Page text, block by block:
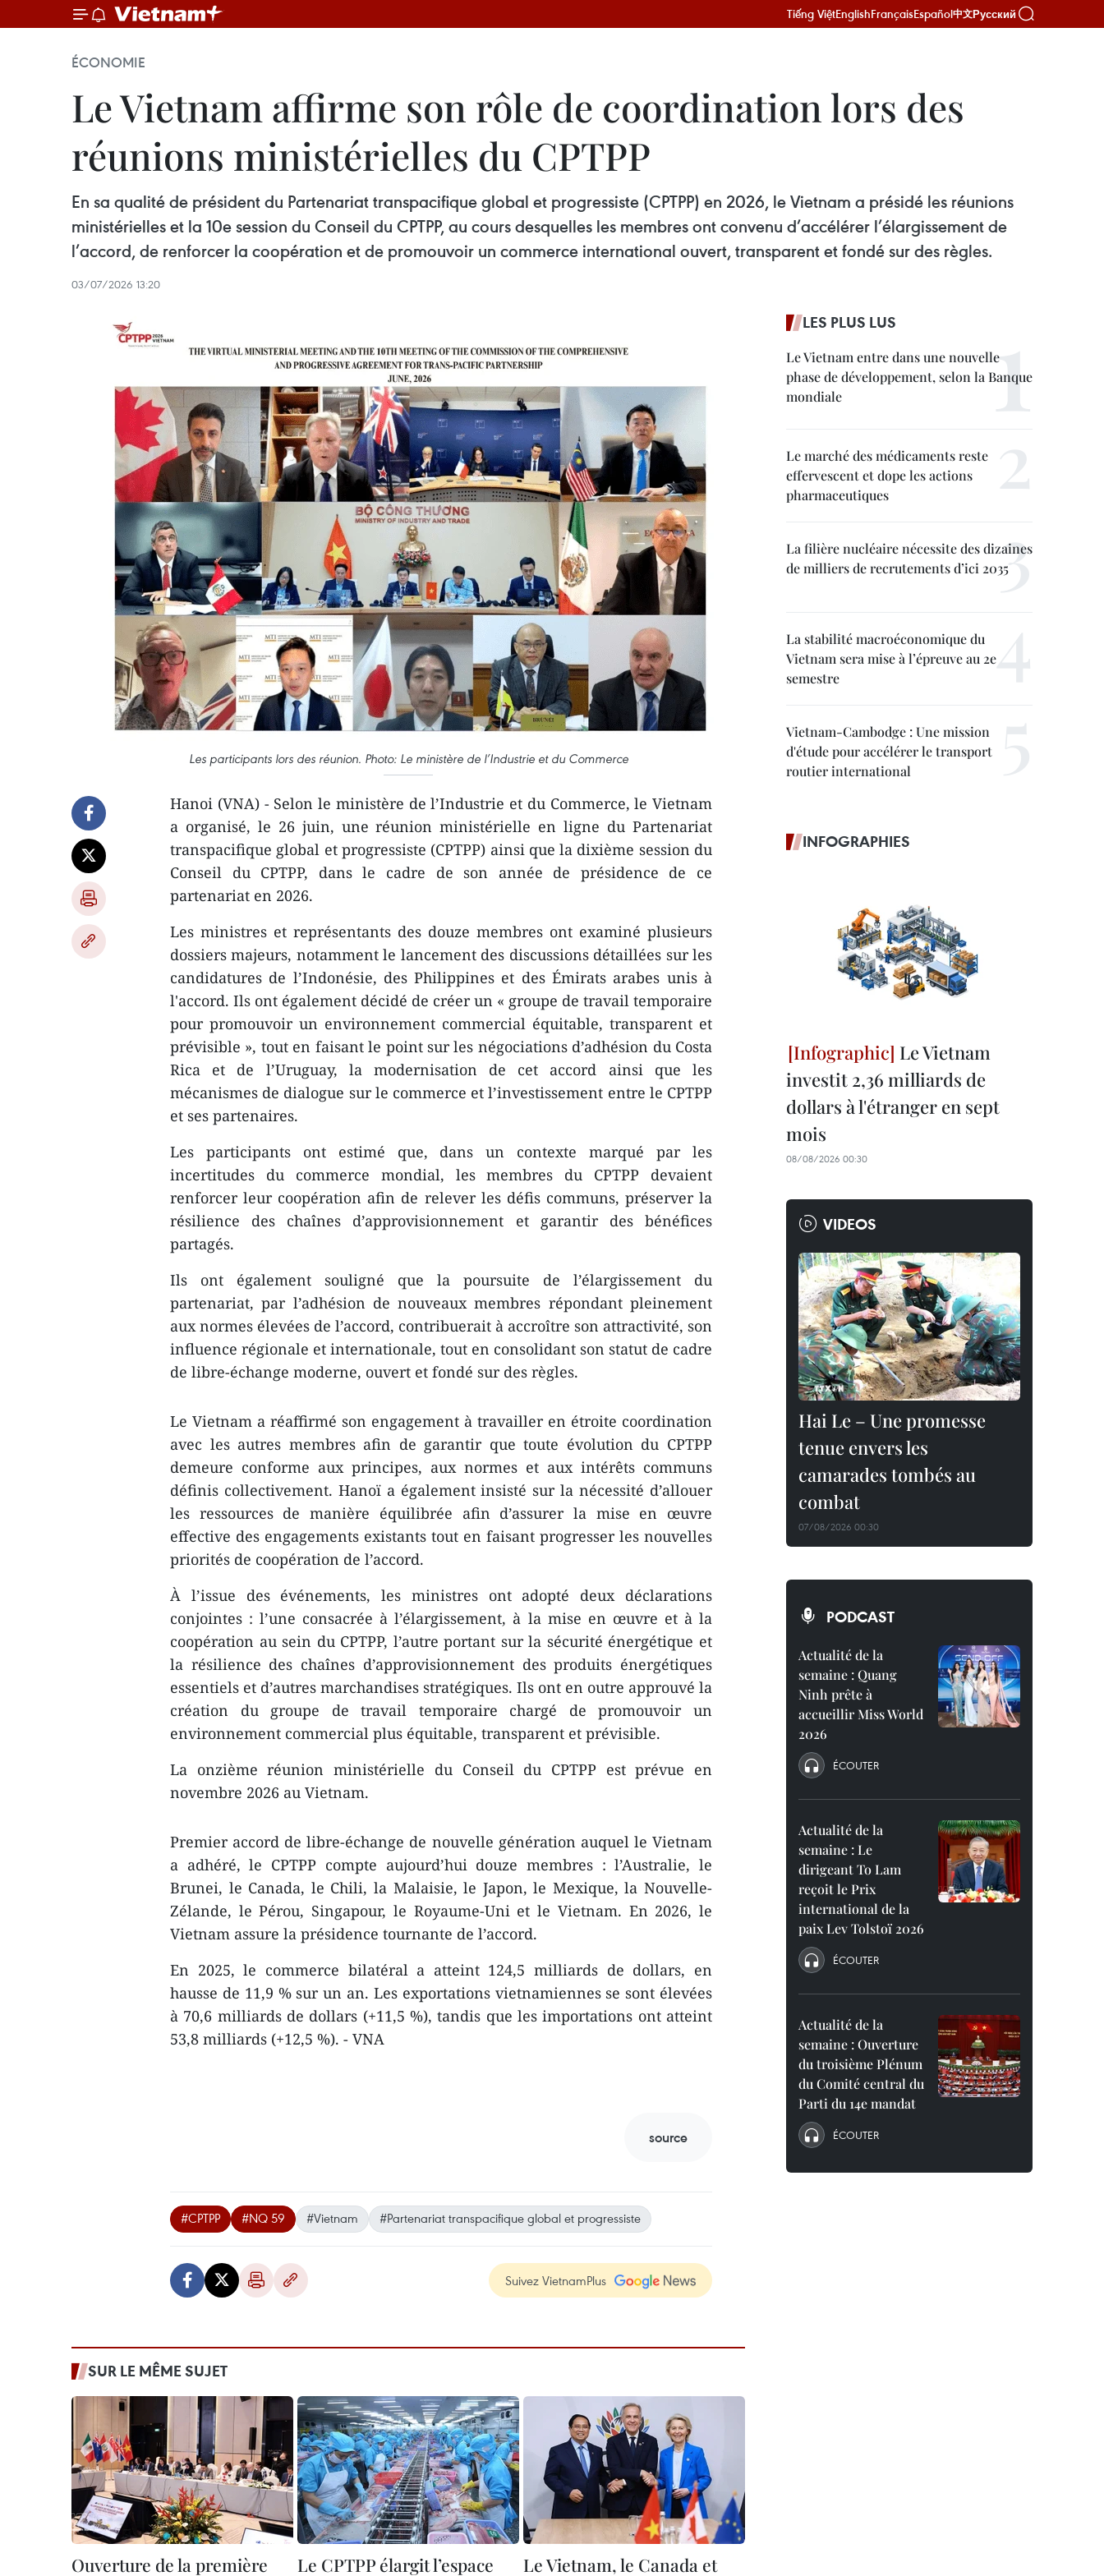
Tiếng ViệtEnglishFrançaisEspañol中文Русский
ÉCONOMIE
Le Vietnam affirme son rôle de coordination lors des
réunions ministérielles du CPTPP
En sa qualité de président du Partenariat transpacifique global et progressiste (CPTPP) en 2026, le Vietnam a présidé les réunions
ministérielles et la 10e session du Conseil du CPTPP, au cours desquelles les membres ont convenu d’accélérer l’élargissement de
l’accord, de renforcer la coopération et de promouvoir un commerce international ouvert, transparent et fondé sur des règles.
03/07/2026 13:20
Les participants lors des réunion. Photo: Le ministère de l’Industrie et du Commerce
Hanoi (VNA) - Selon le ministère de l’Industrie et du Commerce, le Vietnam
a organisé, le 26 juin, une réunion ministérielle en ligne du Partenariat
transpacifique global et progressiste (CPTPP) ainsi que la dixième session du
Conseil du CPTPP, dans le cadre de son année de présidence de ce
partenariat en 2026.
Les ministres et représentants des douze membres ont examiné plusieurs
dossiers majeurs, notamment le lancement des discussions détaillées sur les
candidatures de l’Indonésie, des Philippines et des Émirats arabes unis à
l'accord. Ils ont également décidé de créer un « groupe de travail temporaire
pour promouvoir un environnement commercial équitable, transparent et
prévisible », tout en faisant le point sur les négociations d’adhésion du Costa
Rica et de l’Uruguay, la modernisation de cet accord ainsi que les
mécanismes de dialogue sur le commerce et l’investissement entre le CPTPP
et ses partenaires.
Les participants ont estimé que, dans un contexte marqué par les
incertitudes du commerce mondial, les membres du CPTPP devaient
renforcer leur coopération afin de relever les défis communs, préserver la
résilience des chaînes d’approvisionnement et garantir des bénéfices
partagés.
Ils ont également souligné que la poursuite de l’élargissement du
partenariat, par l’adhésion de nouveaux membres répondant pleinement
aux normes élevées de l’accord, contribuerait à accroître son attractivité, son
influence régionale et internationale, tout en consolidant son statut de cadre
de libre-échange moderne, ouvert et fondé sur des règles.
Le Vietnam a réaffirmé son engagement à travailler en étroite coordination
avec les autres membres afin de garantir que toute évolution du CPTPP
demeure conforme aux principes, aux normes et aux intérêts communs
définis collectivement. Hanoï a également insisté sur la nécessité d’allouer
les ressources de manière équilibrée afin d’assurer la mise en œuvre
effective des engagements existants tout en faisant progresser les nouvelles
priorités de coopération de l’accord.
À l’issue des événements, les ministres ont adopté deux déclarations
conjointes : l’une consacrée à l’élargissement, à la mise en œuvre et à la
coopération au sein du CPTPP, l’autre portant sur la sécurité énergétique et
la résilience des chaînes d’approvisionnement des produits énergétiques
essentiels et d’autres marchandises stratégiques. Ils ont en outre approuvé la
création du groupe de travail temporaire chargé de promouvoir un
environnement commercial plus équitable, transparent et prévisible.
La onzième réunion ministérielle du Conseil du CPTPP est prévue en
novembre 2026 au Vietnam.
Premier accord de libre-échange de nouvelle génération auquel le Vietnam
a adhéré, le CPTPP compte aujourd’hui douze membres : l’Australie, le
Brunei, le Canada, le Chili, la Malaisie, le Japon, le Mexique, la Nouvelle-
Zélande, le Pérou, Singapour, le Royaume-Uni et le Vietnam. En 2026, le
Vietnam assure la présidence tournante de l’accord.
En 2025, le commerce bilatéral a atteint 124,5 milliards de dollars, en
hausse de 11,9 % sur un an. Les exportations vietnamiennes se sont élevées
à 70,6 milliards de dollars (+11,5 %), tandis que les importations ont atteint
53,8 milliards (+12,5 %). - VNA
source
#CPTPP #NQ 59 #Vietnam #Partenariat transpacifique global et progressiste
Suivez VietnamPlus
SUR LE MÊME SUJET
Ouverture de la première Le CPTPP élargit l’espace Le Vietnam, le Canada et
LES PLUS LUS
Le Vietnam entre dans une nouvelle
phase de développement, selon la Banque
mondiale
Le marché des médicaments reste
effervescent et dope les actions
pharmaceutiques
La filière nucléaire nécessite des dizaines
de milliers de recrutements d’ici 2035
La stabilité macroéconomique du
Vietnam sera mise à l’épreuve au 2e
semestre
Vietnam-Cambodge : Une mission
d'étude pour accélérer le transport
routier international
INFOGRAPHIES
Le Vietnam
investit 2,36 milliards de
dollars à l'étranger en sept
mois
08/08/2026 00:30
VIDEOS
Hai Le – Une promesse
tenue envers les
camarades tombés au
combat
07/08/2026 00:30
PODCAST
Actualité de la
semaine : Quang
Ninh prête à
accueillir Miss World
2026
ÉCOUTER
Actualité de la
semaine : Le
dirigeant To Lam
reçoit le Prix
international de la
paix Lev Tolstoï 2026
ÉCOUTER
Actualité de la
semaine : Ouverture
du troisième Plénum
du Comité central du
Parti du 14e mandat
ÉCOUTER